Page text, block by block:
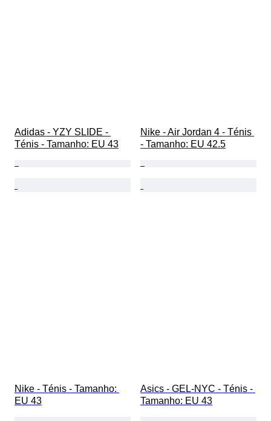
Adidas - YZY SLIDE -
Ténis - Tamanho: EU 43
Nike - Air Jordan 4 - Ténis
- Tamanho: EU 42.5
Nike - Ténis - Tamanho:
EU 43
Asics - GEL-NYC - Ténis -
Tamanho: EU 43